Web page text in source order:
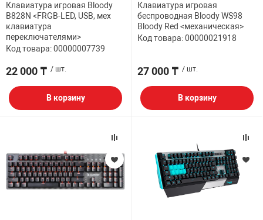
Клавиатура игровая Bloody
B828N <FRGB-LED, USB, мех
клавиатура
переключателями>
Код товара: 00000007739
22 000 ₸ / шт.
В корзину
Клавиатура игровая
беспроводная Bloody WS98
Bloody Red <механическая>
Код товара: 00000021918
27 000 ₸ / шт.
В корзину